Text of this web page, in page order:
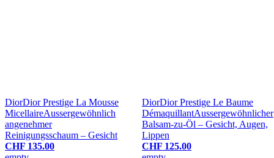
DiorDior Prestige La Mousse
MicellaireAussergewöhnlich
angenehmer
Reinigungsschaum – Gesicht
CHF 135.00
DiorDior Prestige Le Baume
DémaquillantAussergewöhnlicher
Balsam-zu-Öl – Gesicht, Augen,
Lippen
CHF 125.00